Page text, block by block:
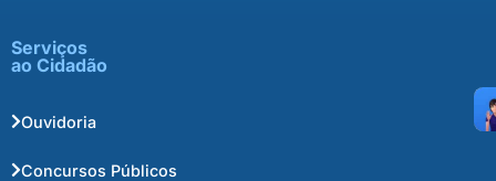
Serviços
ao Cidadão
Ouvidoria
Concursos Públicos